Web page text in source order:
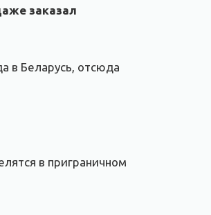
заказал
в Беларусь, отсюда
в приграничном